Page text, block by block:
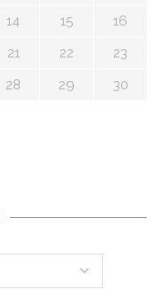
14 15
16
21 22
23
28 29
30